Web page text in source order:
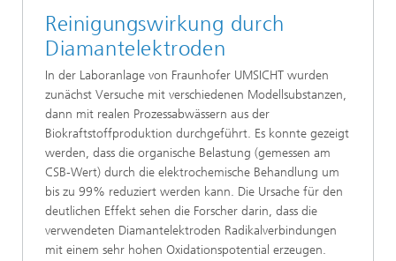
Reinigungswirkung durch
Diamantelektroden
In der Laboranlage von Fraunhofer UMSICHT wurden
zunächst Versuche mit verschiedenen Modellsubstanzen,
dann mit realen Prozessabwässern aus der
Biokraftstoffproduktion durchgeführt. Es konnte gezeigt
werden, dass die organische Belastung (gemessen am
CSB-Wert) durch die elektrochemische Behandlung um
bis zu 99% reduziert werden kann. Die Ursache für den
deutlichen Effekt sehen die Forscher darin, dass die
verwendeten Diamantelektroden Radikalverbindungen
mit einem sehr hohen Oxidationspotential erzeugen.